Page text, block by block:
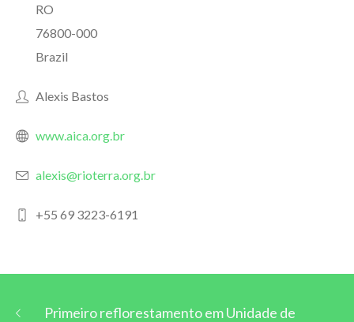
RO
76800-000
Brazil
Alexis Bastos
www.aica.org.br
alexis@rioterra.org.br
+55 69 3223-6191
Primeiro reflorestamento em Unidade de